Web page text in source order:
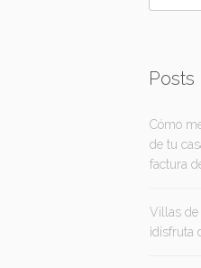
Cómo
de tu
factura
Villas de
¡disfruta